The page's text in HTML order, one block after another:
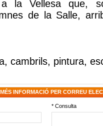
a la Vellesa que,
de la Salle,
, cambrils, pintura,
INFORMACIÓ PER CORREU
* Consulta